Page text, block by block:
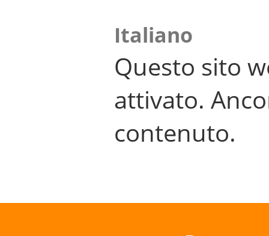
Italiano
Questo sito
attivato.
contenuto.